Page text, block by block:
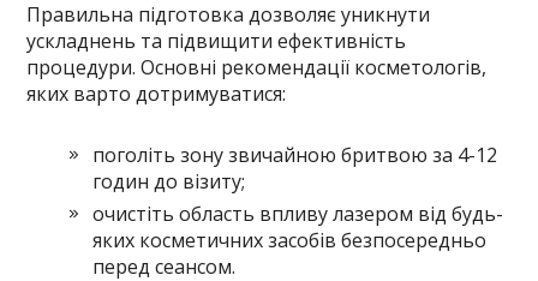
Правильна підготовка дозволяє уникнути
ускладнень та підвищити ефективність
процедури. Основні рекомендації косметологів,
яких варто дотримуватися:
поголіть зону звичайною бритвою за 4-12
годин до візиту;
очистіть область впливу лазером від будь-
яких косметичних засобів безпосередньо
перед сеансом.